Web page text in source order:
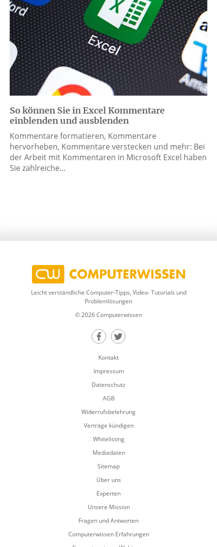
So können Sie in Excel Kommentare
einblenden und ausblenden
Kommentare formatieren, Kommentare
hervorheben, Kommentare verstecken und mehr: Bei
der Arbeit mit Kommentaren in Microsoft Excel haben
Sie zahlreiche…
Leicht verständliche Computer-Tipps, Video- Tutorials und
Problemlösungen
© 2026 Computerwissen
Teilen auf Facebook
Teilen auf Twitter
Kontakt
Impressum
Datenschutz
AGB
Widerrufsbelehrung
Verträge kündigen
Whitelisting
Mediadaten
Sitemap
Über uns
Experten
Unsere Mission
Fragen und Antworten
Computerwissen Erfahrungen